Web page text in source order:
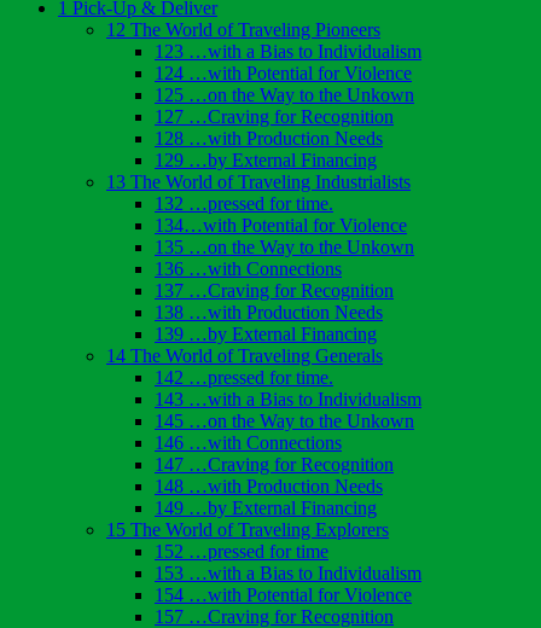
1 Pick-Up & Deliver
12 The World of Traveling Pioneers
123 …with a Bias to Individualism
124 …with Potential for Violence
125 …on the Way to the Unkown
127 …Craving for Recognition
128 …with Production Needs
129 …by External Financing
13 The World of Traveling Industrialists
132 …pressed for time.
134…with Potential for Violence
135 …on the Way to the Unkown
136 …with Connections
137 …Craving for Recognition
138 …with Production Needs
139 …by External Financing
14 The World of Traveling Generals
142 …pressed for time.
143 …with a Bias to Individualism
145 …on the Way to the Unkown
146 …with Connections
147 …Craving for Recognition
148 …with Production Needs
149 …by External Financing
15 The World of Traveling Explorers
152 …pressed for time
153 …with a Bias to Individualism
154 …with Potential for Violence
157 …Craving for Recognition